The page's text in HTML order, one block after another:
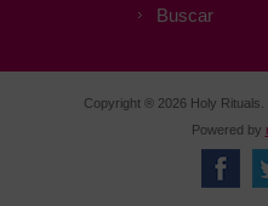
Buscar
Copyright ® 2026 Holy
Powered by